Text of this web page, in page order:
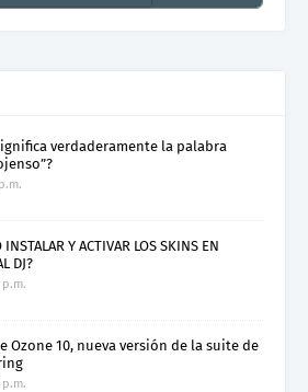
verdaderamente la palabra
INSTALAR Y ACTIVAR LOS SKINS EN
DJ?
p.m.
Ozone 10, nueva versión de la suite de
p.m.